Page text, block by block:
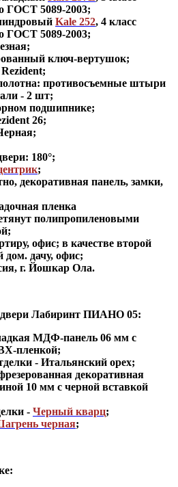
ГОСТ 5089-2003;
Kale 252, 4 класс
ГОСТ 5089-2003;
ключ-вертушок;
Rezident;
противосъемные штыри
- 2 шт;
подшипнике;
26;
;
180°;
;
декоративная панель, замки,
пленка
полипропиленовыми
офис; в качестве второй
дом. дачу, офис;
г. Йошкар Ола.
Лабиринт ПИАНО 05:
МДФ-панель 06 мм с
пленкой;
- Итальянский орех;
декоративная
10 мм с черной вставкой
- Черный кварц;
черная;